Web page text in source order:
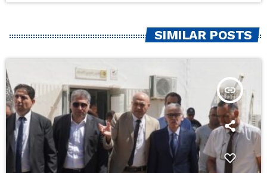
SIMILAR POSTS
insert_link